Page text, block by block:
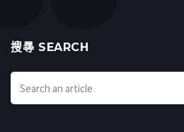
搜㝷 SEARCH